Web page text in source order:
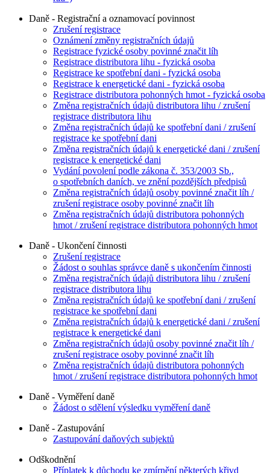
Daně - Registrační a oznamovací povinnost
Zrušení registrace
Oznámení změny registračních údajů
Registrace fyzické osoby povinné značit líh
Registrace distributora lihu - fyzická osoba
Registrace ke spotřební dani - fyzická osoba
Registrace k energetické dani - fyzická osoba
Registrace distributora pohonných hmot - fyzická osoba
Změna registračních údajů distributora lihu / zrušení
registrace distributora lihu
Změna registračních údajů ke spotřební dani / zrušení
registrace ke spotřební dani
Změna registračních údajů k energetické dani / zrušení
registrace k energetické dani
Vydání povolení podle zákona č. 353/2003 Sb.,
o spotřebních daních, ve znění pozdějších předpisů
Změna registračních údajů osoby povinné značit líh /
zrušení registrace osoby povinné značit líh
Změna registračních údajů distributora pohonných
hmot / zrušení registrace distributora pohonných hmot
Daně - Ukončení činnosti
Zrušení registrace
Žádost o souhlas správce daně s ukončením činnosti
Změna registračních údajů distributora lihu / zrušení
registrace distributora lihu
Změna registračních údajů ke spotřební dani / zrušení
registrace ke spotřební dani
Změna registračních údajů k energetické dani / zrušení
registrace k energetické dani
Změna registračních údajů osoby povinné značit líh /
zrušení registrace osoby povinné značit líh
Změna registračních údajů distributora pohonných
hmot / zrušení registrace distributora pohonných hmot
Daně - Vyměření daně
Žádost o sdělení výsledku vyměření daně
Daně - Zastupování
Zastupování daňových subjektů
Odškodnění
Příplatek k důchodu ke zmírnění některých křivd